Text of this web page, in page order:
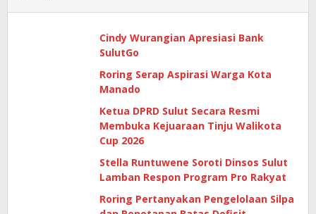
Cindy Wurangian Apresiasi Bank
SulutGo
Roring Serap Aspirasi Warga Kota
Manado
Ketua DPRD Sulut Secara Resmi
Membuka Kejuaraan Tinju Walikota
Cup 2026
Stella Runtuwene Soroti Dinsos Sulut
Lamban Respon Program Pro Rakyat
Roring Pertanyakan Pengelolaan Silpa